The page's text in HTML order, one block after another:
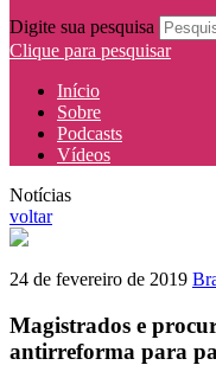
Digite sua pesquisa
Clique para pesquisar
Início
Sobre
Podcasts
Vídeos
Notícias
voltar
24 de fevereiro de 2019
Magistrados e
antirreforma para